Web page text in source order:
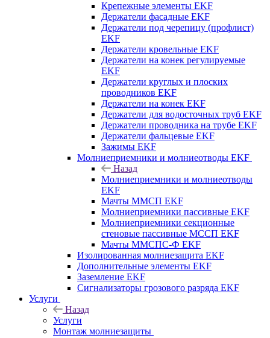
Крепежные элементы EKF
Держатели фасадные EKF
Держатели под черепицу (профлист)
EKF
Держатели кровельные EKF
Держатели на конек регулируемые
EKF
Держатели круглых и плоских
проводников EKF
Держатели на конек EKF
Держатели для водосточных труб EKF
Держатели проводника на трубе EKF
Держатели фальцевые EKF
Зажимы EKF
Молниеприемники и молниеотводы EKF
Назад
Молниеприемники и молниеотводы
EKF
Мачты ММСП EKF
Молниеприемники пассивные EKF
Молниеприемники секционные
стеновые пассивные МССП EKF
Мачты ММСПС-Ф EKF
Изолированная молниезащита EKF
Дополнительные элементы EKF
Заземление EKF
Сигнализаторы грозового разряда EKF
Услуги
Назад
Услуги
Монтаж молниезащиты